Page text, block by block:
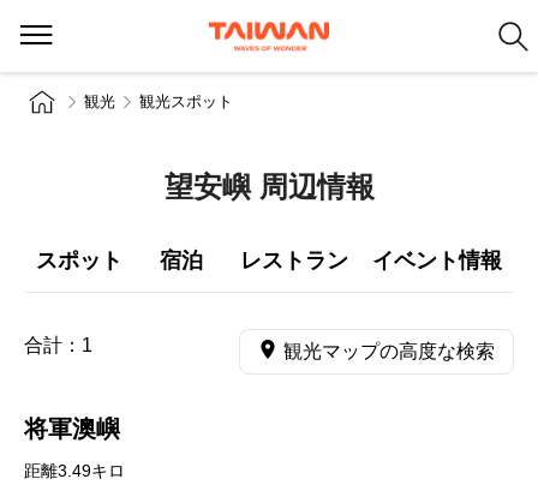
観光 観光スポット
望安嶼 周辺情報
スポット 宿泊 レストラン イベント情報
合計： 1 観光マップの高度な検索
将軍澳嶼
距離3.49キロ